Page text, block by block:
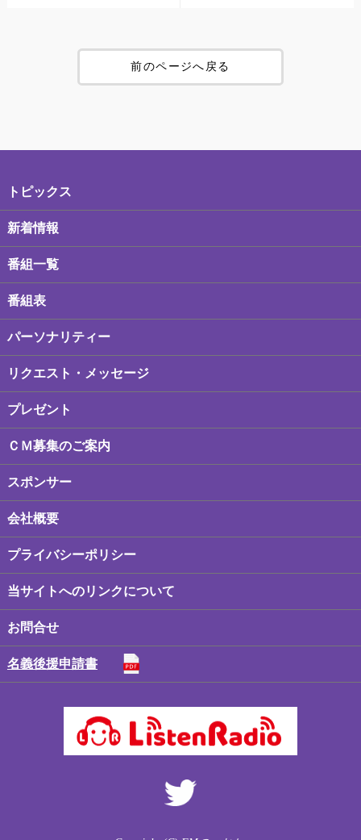
前のページへ戻る
トピックス
新着情報
番組一覧
番組表
パーソナリティー
リクエスト・メッセージ
プレゼント
ＣＭ募集のご案内
スポンサー
会社概要
プライバシーポリシー
当サイトへのリンクについて
お問合せ
名義後援申請書